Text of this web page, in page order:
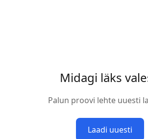
Midagi läks
Palun proovi lehte uuesti
Laadi uuesti